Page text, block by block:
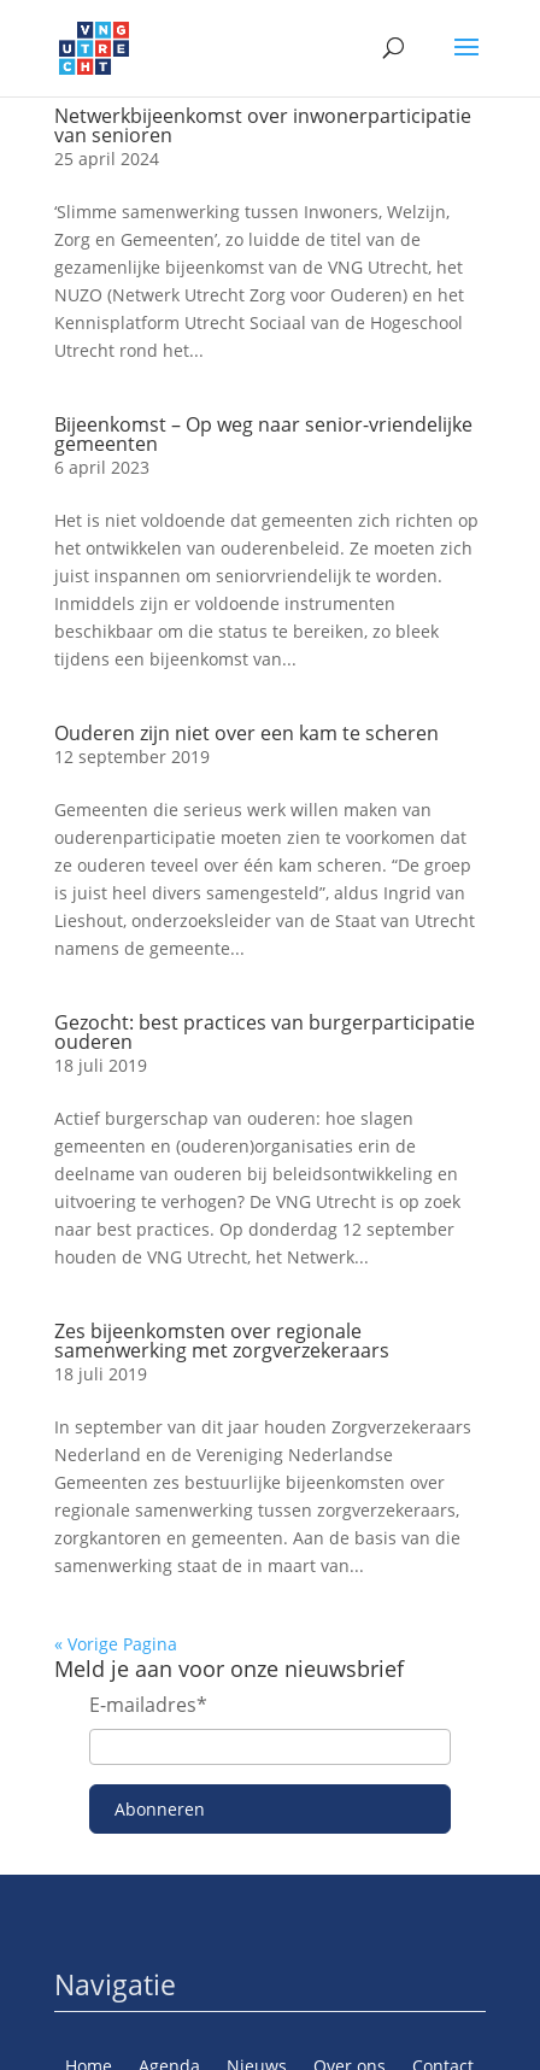
Netwerkbijeenkomst over inwonerparticipatie
van senioren
25 april 2024
‘Slimme samenwerking tussen Inwoners, Welzijn,
Zorg en Gemeenten’, zo luidde de titel van de
gezamenlijke bijeenkomst van de VNG Utrecht, het
NUZO (Netwerk Utrecht Zorg voor Ouderen) en het
Kennisplatform Utrecht Sociaal van de Hogeschool
Utrecht rond het...
Bijeenkomst – Op weg naar senior-vriendelijke
gemeenten
6 april 2023
Het is niet voldoende dat gemeenten zich richten op
het ontwikkelen van ouderenbeleid. Ze moeten zich
juist inspannen om seniorvriendelijk te worden.
Inmiddels zijn er voldoende instrumenten
beschikbaar om die status te bereiken, zo bleek
tijdens een bijeenkomst van...
Ouderen zijn niet over een kam te scheren
12 september 2019
Gemeenten die serieus werk willen maken van
ouderenparticipatie moeten zien te voorkomen dat
ze ouderen teveel over één kam scheren. “De groep
is juist heel divers samengesteld”, aldus Ingrid van
Lieshout, onderzoeksleider van de Staat van Utrecht
namens de gemeente...
Gezocht: best practices van burgerparticipatie
ouderen
18 juli 2019
Actief burgerschap van ouderen: hoe slagen
gemeenten en (ouderen)organisaties erin de
deelname van ouderen bij beleidsontwikkeling en
uitvoering te verhogen? De VNG Utrecht is op zoek
naar best practices. Op donderdag 12 september
houden de VNG Utrecht, het Netwerk...
Zes bijeenkomsten over regionale
samenwerking met zorgverzekeraars
18 juli 2019
In september van dit jaar houden Zorgverzekeraars
Nederland en de Vereniging Nederlandse
Gemeenten zes bestuurlijke bijeenkomsten over
regionale samenwerking tussen zorgverzekeraars,
zorgkantoren en gemeenten. Aan de basis van die
samenwerking staat de in maart van...
« Vorige Pagina
Meld je aan voor onze nieuwsbrief
E-mailadres*
Abonneren
Navigatie